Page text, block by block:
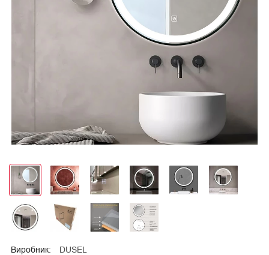
Виробник:
DUSEL